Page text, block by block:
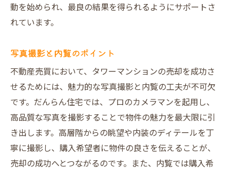
意点とは
地域特性を活かした売却戦略
管理費や修繕積立金の確認
購入希望者の視点に立ったアピール
競合物件との差別化ポイント
売却期間の見通しとその対策
専門的なアドバイスでタワーマンション売却を
成功へ導く
資産価値を高めるリフォームの提案
動を始められ、最良の結果を得られるようにサポートさ
れています。
写真撮影と内覧のポイント
不動産売買において、タワーマンションの売却を成功さ
せるためには、魅力的な写真撮影と内覧の工夫が不可欠
です。だんらん住宅では、プロのカメラマンを起用し、
高品質な写真を撮影することで物件の魅力を最大限に引
き出します。高層階からの眺望や内装のディテールを丁
寧に撮影し、購入希望者に物件の良さを伝えることが、
売却の成功へとつながるのです。また、内覧では購入希